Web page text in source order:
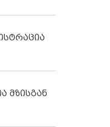
მზისგან